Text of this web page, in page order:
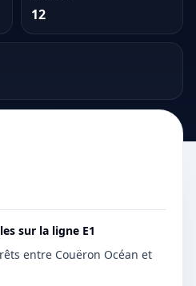
12
sur la ligne E1
entre Couëron Océan et